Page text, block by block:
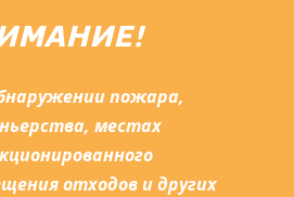
пожара,
местах
отходов и других